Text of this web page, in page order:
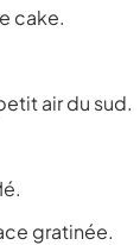
cake.
air du sud.
gratinée.